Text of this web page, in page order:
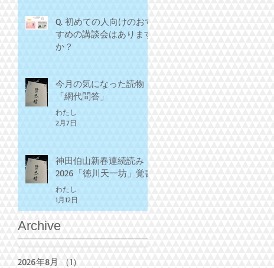
Q. 初めての人向けのおす
すめの講談会はあります
か？
今月の気になった読物
「網代問答」
わたし
2月7日
神田伯山新春連続読み
2026「徳川天一坊」覚書
わたし
1月12日
Archive
2026年8月 （1）